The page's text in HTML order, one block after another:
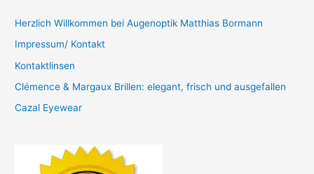
Herzlich Willkommen bei Augenoptik Matthias Bormann
Impressum/ Kontakt
Kontaktlinsen
Clémence & Margaux Brillen: elegant, frisch und ausgefallen
Cazal Eyewear